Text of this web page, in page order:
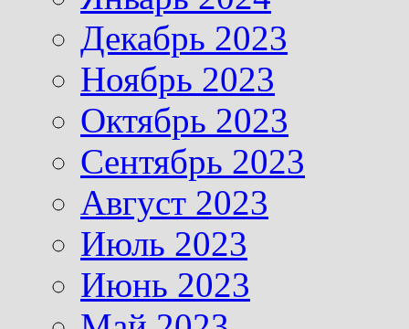
Декабрь 2023
Ноябрь 2023
Октябрь 2023
Сентябрь 2023
Август 2023
Июль 2023
Июнь 2023